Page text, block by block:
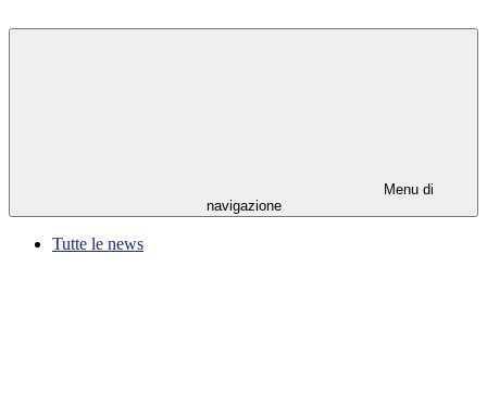
Menu di
navigazione
Tutte le news